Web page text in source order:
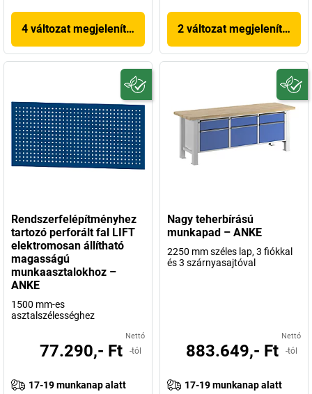
4 változat megjelenítése 2 változat megjelenítése
Rendszerfelépítményhez
tartozó perforált fal LIFT
elektromosan állítható
magasságú
munkaasztalokhoz –
ANKE
1500 mm-es
asztalszélességhez
Nettó
77.290,- Ft -tól
17-19 munkanap alatt
Nagy teherbírású
munkapad – ANKE
2250 mm széles lap, 3 fiókkal
és 3 szárnyasajtóval
Nettó
883.649,- Ft -tól
17-19 munkanap alatt